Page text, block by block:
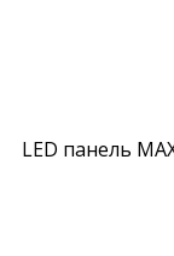
LED панель